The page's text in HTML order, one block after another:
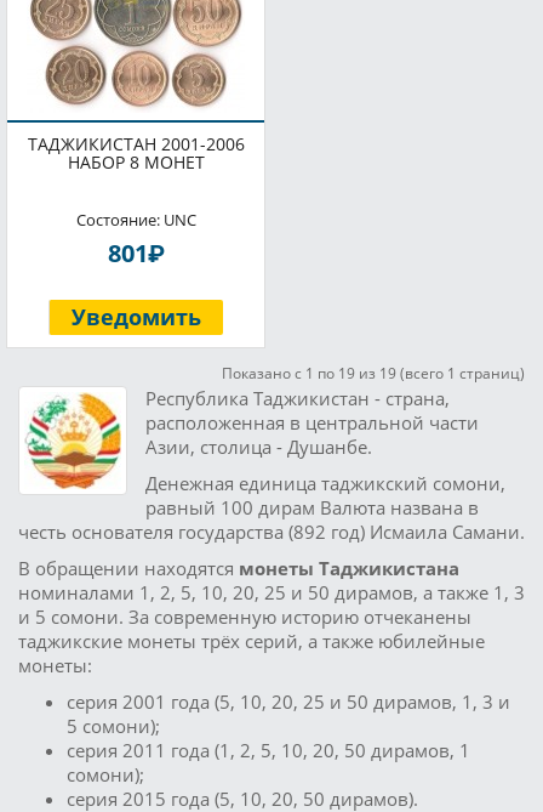
ТАДЖИКИСТАН 2001-2006
НАБОР 8 МОНЕТ
Состояние: UNC
801P
Уведомить
Показано с 1 по 19 из 19 (всего 1 страниц)
Республика Таджикистан - страна,
расположенная в центральной части
Азии, столица - Душанбе.
Денежная единица таджикский сомони,
равный 100 дирам Валюта названа в
честь основателя государства (892 год) Исмаила Самани.
В обращении находятся монеты Таджикистана
номиналами 1, 2, 5, 10, 20, 25 и 50 дирамов, а также 1, 3
и 5 сомони. За современную историю отчеканены
таджикские монеты трёх серий, а также юбилейные
монеты:
серия 2001 года (5, 10, 20, 25 и 50 дирамов, 1, 3 и
5 сомони);
серия 2011 года (1, 2, 5, 10, 20, 50 дирамов, 1
сомони);
серия 2015 года (5, 10, 20, 50 дирамов).